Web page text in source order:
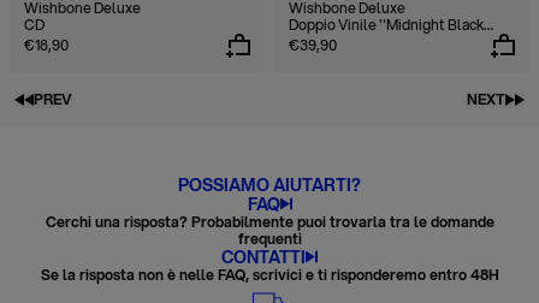
Wishbone Deluxe
CD
€18,90
Wishbone Deluxe
Doppio Vinile ''Midnight Black
Edition''
€39,90
PREV NEXT
POSSIAMO AIUTARTI?
FAQ
Cerchi una risposta? Probabilmente puoi trovarla tra le domande
frequenti
CONTATTI
Se la risposta non è nelle FAQ, scrivici e ti risponderemo entro 48H